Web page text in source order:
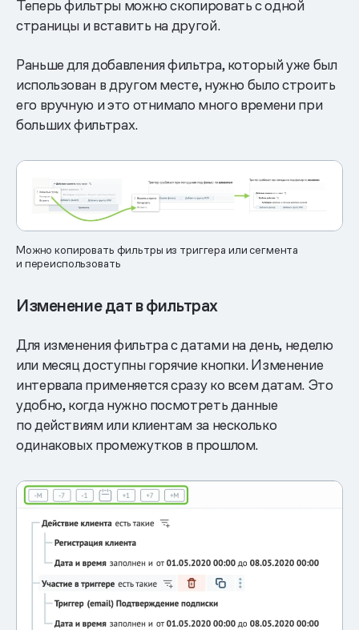
Теперь фильтры можно скопировать с одной
страницы и вставить на другой.
Раньше для добавления фильтра, который уже был
использован в другом месте, нужно было строить
его вручную и это отнимало много времени при
больших фильтрах.
Можно копировать фильтры из триггера или сегмента
и переиспользовать
Изменение дат в фильтрах
Для изменения фильтра с датами на день, неделю
или месяц доступны горячие кнопки. Изменение
интервала применяется сразу ко всем датам. Это
удобно, когда нужно посмотреть данные
по действиям или клиентам за несколько
одинаковых промежутков в прошлом.